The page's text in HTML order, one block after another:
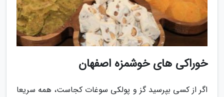
خوراکی های خوشمزه اصفهان
اگر از کسی بپرسید گز و پولکی سوغات کجاست، همه سریعا